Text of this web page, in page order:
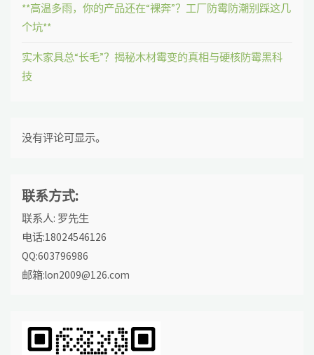
**高温多雨，你的产品还在“裸奔”？工厂防霉防潮别踩这几
个坑**
实木家具总“长毛”？揭秘木材霉变的真相与硬核防霉黑科
技
没有评论可显示。
联系方式:
联系人: 罗先生
电话:18024546126
QQ:603796986
邮箱:lon2009@126.com